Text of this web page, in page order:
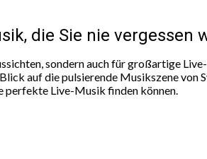
die Sie nie vergessen
sondern auch für großartige
auf die pulsierende Musikszene
perfekte Live-Musik finden können.